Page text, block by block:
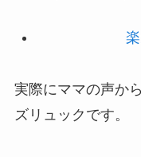
実際にママの声か
ズリュックです。